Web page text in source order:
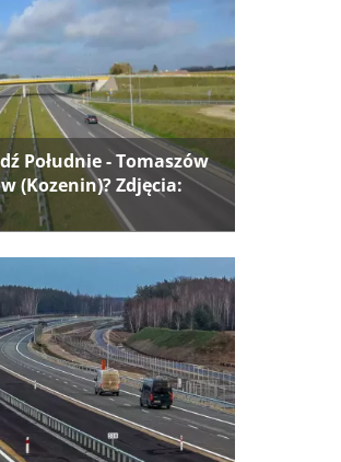
Południe - Tomaszów
(Kozenin)? Zdjęcia: